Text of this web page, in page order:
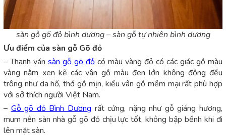
sàn gỗ gõ đỏ bình dương – sàn gỗ tự nhiên bình dương
Ưu điểm của sàn gỗ Gõ đỏ
– Thanh ván sàn gỗ gõ đỏ có màu vàng đỏ có các giác gỗ màu
vàng nằm xen kẽ các vân gỗ màu đen lớn không đồng đều
trông như da hổ, thớ gỗ mịn, kiểu vân gỗ mềm mại rất phù hợp
với sở thích người Việt Nam.
– Gỗ gõ đỏ Bình Dương rất cứng, nặng như gỗ giáng hương,
mum nên sàn nhà gỗ gõ đỏ chịu lực tốt, không bập bềnh khi đi
lên mặt sàn.